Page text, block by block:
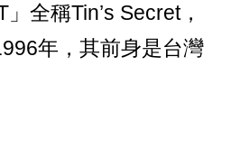
全稱Tin’s Secret，
年，其前身是台灣